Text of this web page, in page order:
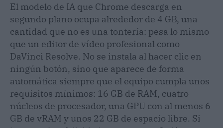
El modelo de IA que Chrome descarga en
segundo plano ocupa alrededor de 4 GB, una
cantidad que no es una tontería: pesa lo mismo
que un editor de vídeo profesional como
DaVinci Resolve. No se instala al hacer clic en
ningún botón, sino que aparece de forma
automática siempre que el equipo cumpla unos
requisitos mínimos: 16 GB de RAM, cuatro
núcleos de procesador, una GPU con al menos 6
GB de vRAM y unos 22 GB de espacio libre. Si